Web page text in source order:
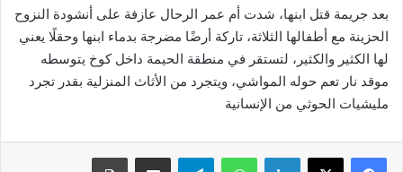
بعد جريمة قتل ابنها، شدت أم عمر الرحال عازفة على أنشودة النزوح
الحزينة مع أطفالها الثلاثة، تاركة أرضًا مضرجة بدماء ابنها وحقلًا يعني
لها الكثير والكثير، لتستقر في منطقة الحيمة داخل كوخ يتوسطه
موقد نار تعم حوله المواشي، ويتجرد من الأثاث المنزلية بقدر تجرد
مليشيات الحوثي من الإنسانية
لينكدإن واتساب تيلقرام مشاركة عبر البريد طباعة